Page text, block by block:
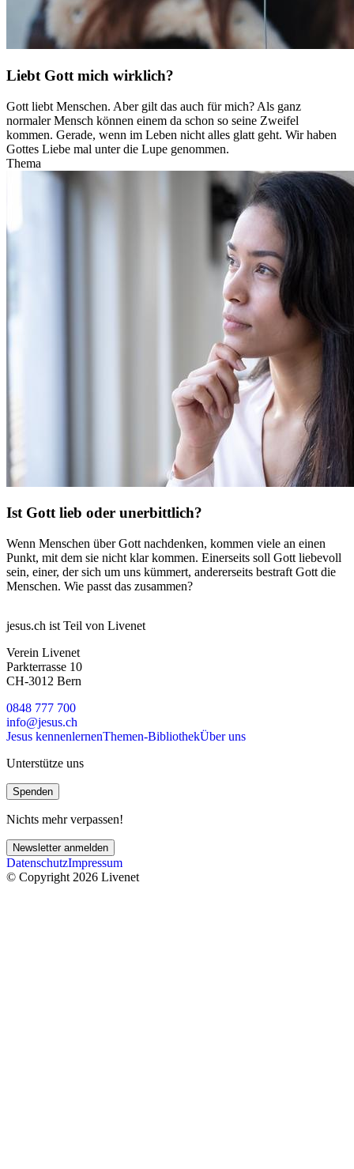
Liebt Gott mich wirklich?
Gott liebt Menschen. Aber gilt das auch für mich? Als ganz
normaler Mensch können einem da schon so seine Zweifel
kommen. Gerade, wenn im Leben nicht alles glatt geht. Wir haben
Gottes Liebe mal unter die Lupe genommen.
Thema
Ist Gott lieb oder unerbittlich?
Wenn Menschen über Gott nachdenken, kommen viele an einen
Punkt, mit dem sie nicht klar kommen. Einerseits soll Gott liebevoll
sein, einer, der sich um uns kümmert, andererseits bestraft Gott die
Menschen. Wie passt das zusammen?
jesus.ch ist Teil von Livenet
Verein Livenet
Parkterrasse 10
CH-3012 Bern
0848 777 700
info@jesus.ch
Jesus kennenlernenThemen-BibliothekÜber uns
Unterstütze uns
Spenden
Nichts mehr verpassen!
Newsletter anmelden
DatenschutzImpressum
© Copyright 2026 Livenet